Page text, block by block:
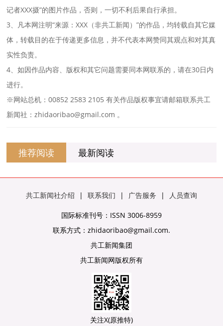
记者XXX摄”的图片作品，否则，一切不利后果自行承担。
3、凡本网注明“来源：XXX（非共工新闻）”的作品，均转载自其它媒
体，转载目的在于传递更多信息，并不代表本网赞同其观点和对其真
实性负责。
4、如因作品内容、版权和其它问题需要同本网联系的，请在30日内
进行。
※网站总机：00852 2583 2105 有关作品版权事宜请邮箱联系共工
新闻社：zhidaoribao@gmail.com 。
推荐阅读 最新阅读
共工新闻社介绍 | 联系我们 | 广告服务 | 人员查询
国际标准刊号：ISSN 3006-8959
联系方式：zhidaoribao@gmail.com.
共工新闻集团
共工新闻网版权所有
关注X(原推特)